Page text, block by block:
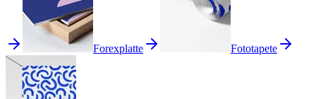
Forexplatte Fototapete